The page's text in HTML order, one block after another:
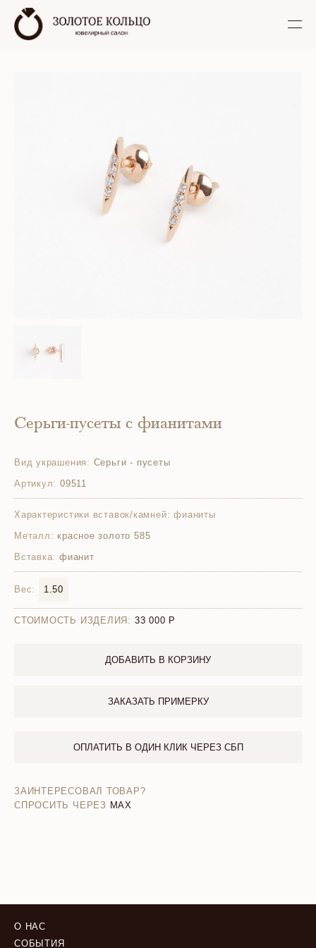
Серьги-пусеты с фианитами
Вид украшения: Серьги - пусеты
Артикул: 09511
Характеристики вставок/камней: фианиты
Металл: красное золото 585
Вставка: фианит
Вес: 1.50
СТОИМОСТЬ ИЗДЕЛИЯ: 33 000
ДОБАВИТЬ В КОРЗИНУ
ЗАКАЗАТЬ ПРИМЕРКУ
ОПЛАТИТЬ В ОДИН КЛИК ЧЕРЕЗ СБП
ЗАИНТЕРЕСОВАЛ ТОВАР?
СПРОСИТЬ ЧЕРЕЗ MAX
О НАС
СОБЫТИЯ